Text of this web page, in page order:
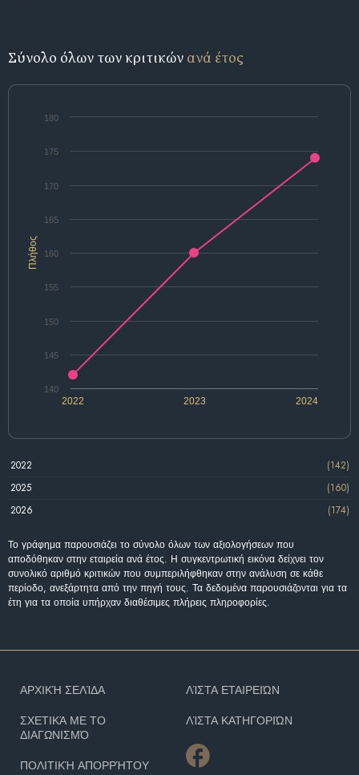
Σύνολο όλων των κριτικών ανά έτος
Πλήθος
2022 2024
2023
140
145
150
155
160
165
170
175
180
2022
(142)
2025
(160)
2026
(174)
Το γράφημα παρουσιάζει το σύνολο όλων των αξιολογήσεων που
αποδόθηκαν στην εταιρεία ανά έτος. Η συγκεντρωτική εικόνα δείχνει τον
συνολικό αριθμό κριτικών που συμπεριλήφθηκαν στην ανάλυση σε κάθε
περίοδο, ανεξάρτητα από την πηγή τους. Τα δεδομένα παρουσιάζονται για τα
έτη για τα οποία υπήρχαν διαθέσιμες πλήρεις πληροφορίες.
ΑΡΧΙΚΉ ΣΕΛΊΔΑ
ΣΧΕΤΙΚΆ ΜΕ ΤΟ
ΔΙΑΓΩΝΙΣΜΌ
ΠΟΛΙΤΙΚΉ ΑΠΟΡΡΉΤΟΥ
ΛΊΣΤΑ ΕΤΑΙΡΕΙΏΝ
ΛΊΣΤΑ ΚΑΤΗΓΟΡΙΏΝ